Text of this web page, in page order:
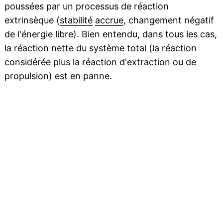
poussées par un processus de réaction
extrinsèque (stabilité accrue, changement négatif
de l'énergie libre). Bien entendu, dans tous les cas,
la réaction nette du système total (la réaction
considérée plus la réaction d'extraction ou de
propulsion) est en panne.